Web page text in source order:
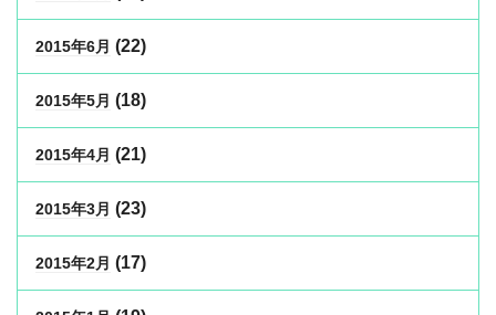
2015年6月 (22)
2015年5月 (18)
2015年4月 (21)
2015年3月 (23)
2015年2月 (17)